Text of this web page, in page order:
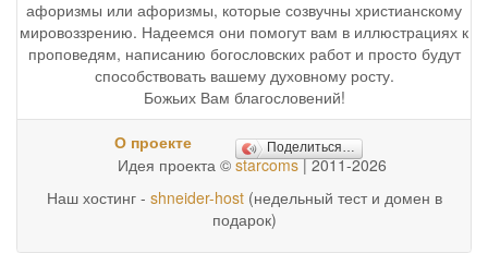
афоризмы или афоризмы, которые созвучны христианскому
мировоззрению. Надеемся они помогут вам в иллюстрациях к
проповедям, написанию богословских работ и просто будут
способствовать вашему духовному росту.
Божьих Вам благословений!
О проекте Поделиться…
Идея проекта © starcoms| 2011-2026
Наш хостинг - shneider-host(недельный тест и домен в
подарок)